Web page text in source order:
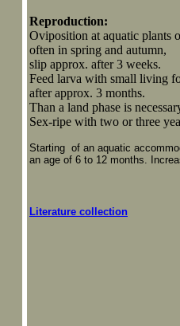
Reproduction:
Oviposition at aquatic plants
often in spring and autumn,
slip approx. after 3 weeks.
Feed larva with small living
after approx. 3 months.
Than a land phase is
Sex-ripe with two or three
Starting of an aquatic
an age of 6 to 12 months.
Literature collection